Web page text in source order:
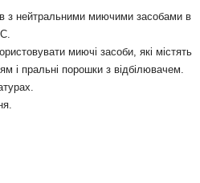
з нейтральними миючими засобами в
миючі засоби, які містять
і пральні порошки з відбілювачем.